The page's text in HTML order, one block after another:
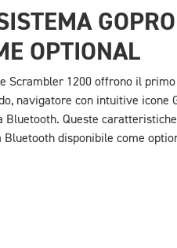
GOPRO
OPTIONAL
Scrambler 1200 offrono il
navigatore con intuitive icone
Queste
disponibile come